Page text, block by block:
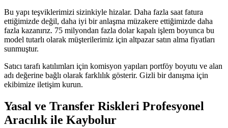
Bu yapı teşviklerimizi sizinkiyle hizalar. Daha fazla saat fatura
ettiğimizde değil, daha iyi bir anlaşma müzakere ettiğimizde daha
fazla kazanırız. 75 milyondan fazla dolar kapalı işlem boyunca bu
model tutarlı olarak müşterilerimiz için altpazar satın alma fiyatları
sunmuştur.
Satıcı tarafı katılımları için komisyon yapıları portföy boyutu ve alan
adı değerine bağlı olarak farklılık gösterir. Gizli bir danışma için
ekibimize iletişim kurun.
Yasal ve Transfer Riskleri Profesyonel
Aracılık ile Kaybolur